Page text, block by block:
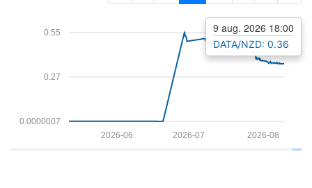
0.0000007
0.27
0.55
2026-08
2026-07
2026-06
9 aug. 2026 18:00
DATA/NZD: 0.36